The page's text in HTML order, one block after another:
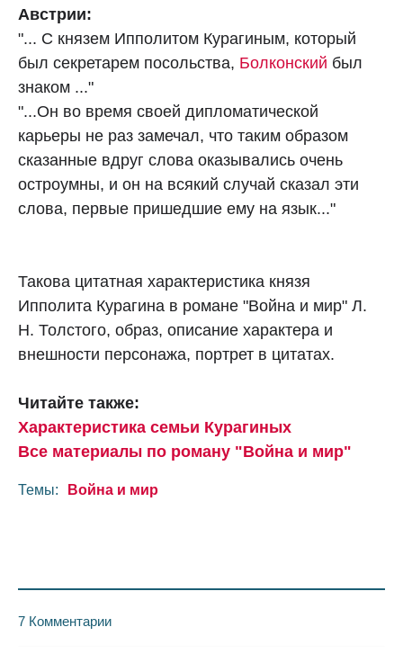
Австрии:
"... С князем Ипполитом Курагиным, который
был секретарем посольства, Болконский был
знаком ..."
"...Он во время своей дипломатической
карьеры не раз замечал, что таким образом
сказанные вдруг слова оказывались очень
остроумны, и он на всякий случай сказал эти
слова, первые пришедшие ему на язык..."
Такова цитатная характеристика князя
Ипполита Курагина в романе "Война и мир" Л.
Н. Толстого, образ, описание характера и
внешности персонажа, портрет в цитатах.
Читайте также:
Характеристика семьи Курагиных
Все материалы по роману "Война и мир"
Темы: Война и мир
7 Комментарии